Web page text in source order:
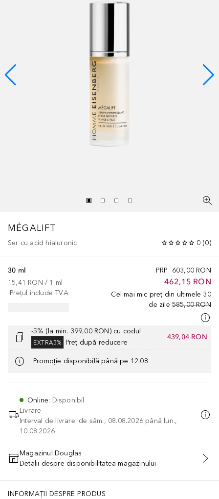
MÉGALIFT
Ser cu acid hialuronic 0 (0)
PRP 603,00 RON
462,15 RON
Cel mai mic preț din ultimele 30
de zile 585,00 RON
30 ml
15,41 RON / 1 ml
Prețul include TVA
-5% (la min. 399,00 RON) cu codul
EXTRA5% Preț după reducere
439,04 RON
Promoție disponibilă până pe 12.08
Online: Disponibil
Livrare
Interval de livrare: de sâm., 08.08.2026 până lun.,
10.08.2026
ADĂUGAȚI ÎN COŞ
Magazinul Douglas
Detalii despre disponibilitatea magazinului
INFORMAȚII DESPRE PRODUS